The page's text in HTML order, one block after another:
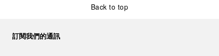
Back to top
訂閱我們的通訊